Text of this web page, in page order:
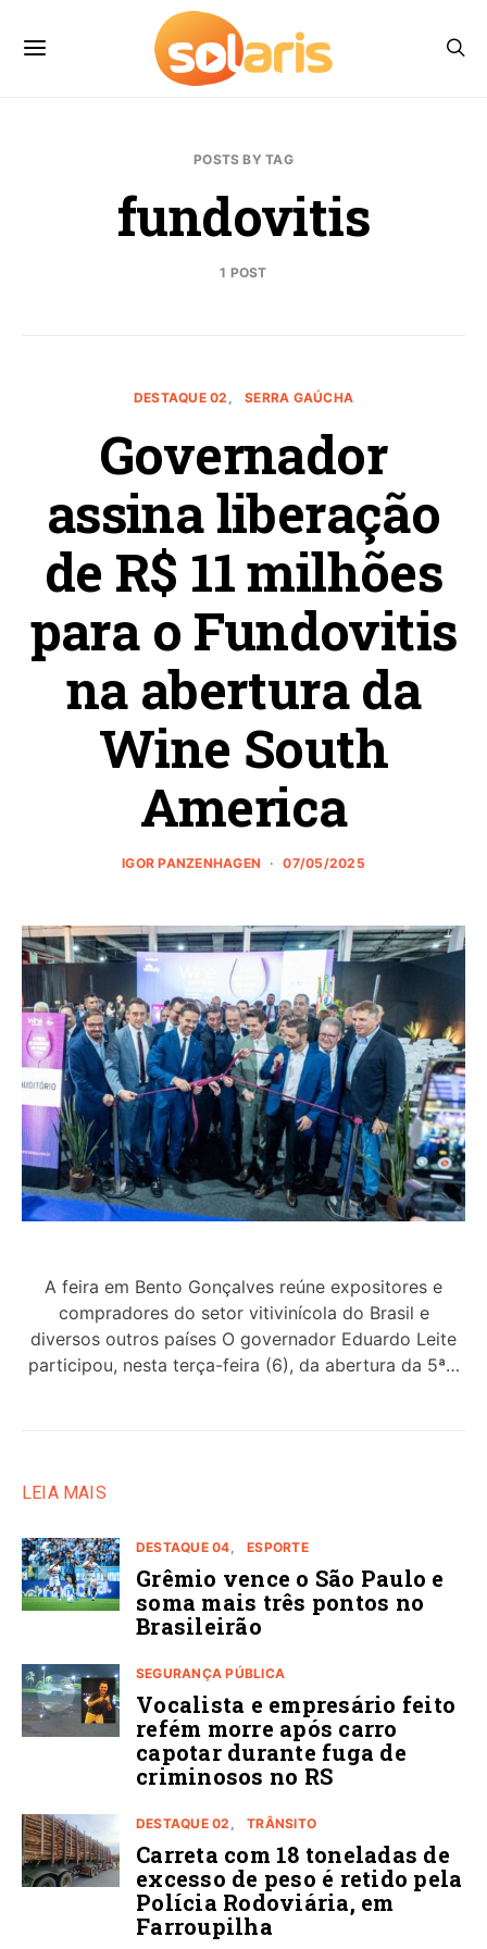
POSTS BY TAG
fundovitis
1 POST
DESTAQUE 02 SERRA GAÚCHA
Governador
assina liberação
de R$ 11 milhões
para o Fundovitis
na abertura da
Wine South
America
IGOR PANZENHAGEN 07/05/2025
A feira em Bento Gonçalves reúne expositores e
compradores do setor vitivinícola do Brasil e
diversos outros países O governador Eduardo Leite
participou, nesta terça-feira (6), da abertura da 5ª…
LEIA MAIS
DESTAQUE 04 ESPORTE
Grêmio vence o São Paulo e
soma mais três pontos no
Brasileirão
SEGURANÇA PÚBLICA
Vocalista e empresário feito
refém morre após carro
capotar durante fuga de
criminosos no RS
DESTAQUE 02 TRÂNSITO
Carreta com 18 toneladas de
excesso de peso é retido pela
Polícia Rodoviária, em
Farroupilha